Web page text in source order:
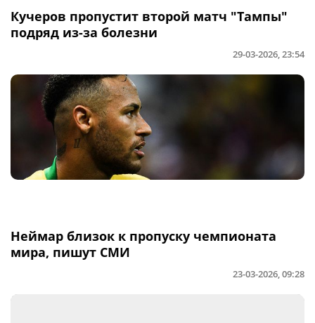
Кучеров пропустит второй матч "Тампы"
подряд из-за болезни
29-03-2026, 23:54
Неймар близок к пропуску чемпионата
мира, пишут СМИ
23-03-2026, 09:28